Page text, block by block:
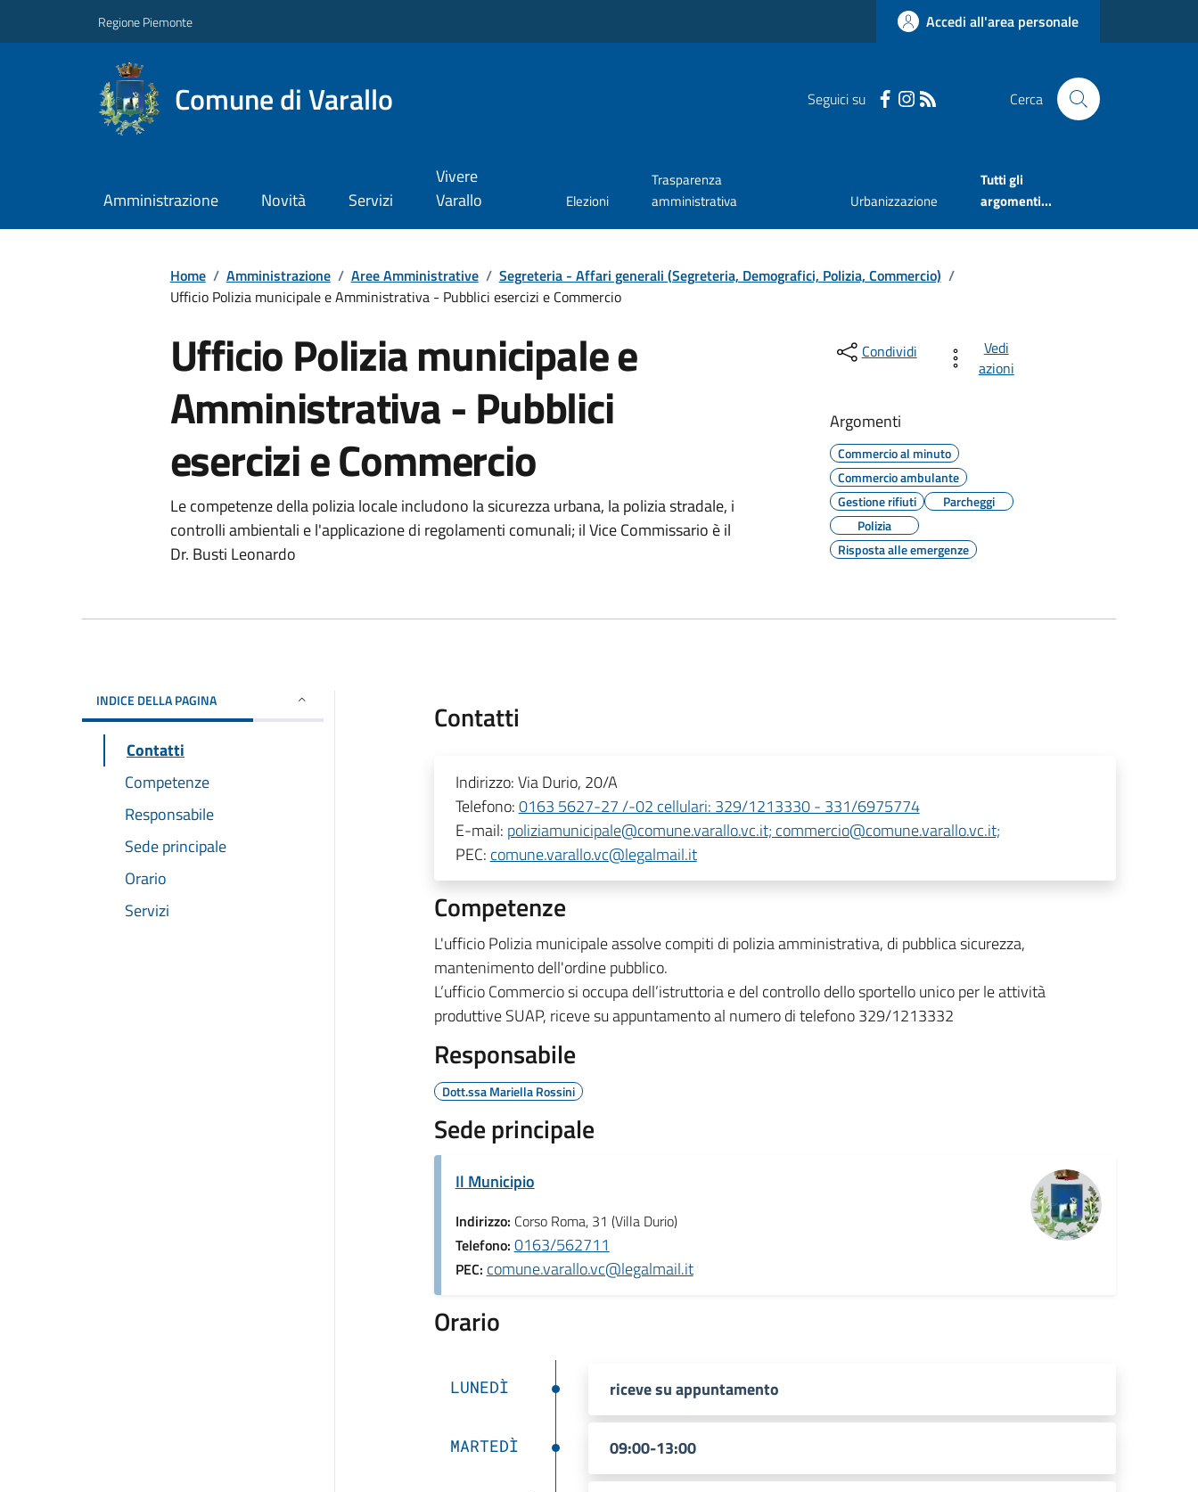
Regione Piemonte Accedi all'area personale
Comune di Varallo Seguici su Cerca
Amministrazione Novità Servizi
Vivere
Varallo
Elezioni
Trasparenza
amministrativa
Urbanizzazione
Tutti gli
argomenti...
Home / Amministrazione / Aree Amministrative / Segreteria - Affari generali (Segreteria, Demografici, Polizia, Commercio) /
Ufficio Polizia municipale e Amministrativa - Pubblici esercizi e Commercio
Ufficio Polizia municipale e
Amministrativa - Pubblici
esercizi e Commercio
Le competenze della polizia locale includono la sicurezza urbana, la polizia stradale, i
controlli ambientali e l'applicazione di regolamenti comunali; il Vice Commissario è il
Dr. Busti Leonardo
Condividi
Vedi
azioni
Argomenti
Commercio al minuto
Commercio ambulante
Gestione rifiuti
Parcheggi
Polizia
Risposta alle emergenze
INDICE DELLA PAGINA
Contatti
Competenze
Responsabile
Sede principale
Orario
Servizi
Contatti
Indirizzo:Via Durio, 20/A
Telefono:0163 5627-27 /-02 cellulari: 329/1213330 - 331/6975774
E-mail: poliziamunicipale@comune.varallo.vc.it; commercio@comune.varallo.vc.it;
PEC: comune.varallo.vc@legalmail.it
Competenze
L'ufficio Polizia municipale assolve compiti di polizia amministrativa, di pubblica sicurezza,
mantenimento dell'ordine pubblico.
L’ufficio Commercio si occupa dell’istruttoria e del controllo dello sportello unico per le attività
produttive SUAP, riceve su appuntamento al numero di telefono 329/1213332
Responsabile
Dott.ssa Mariella Rossini
Sede principale
Il Municipio
Indirizzo: Corso Roma, 31 (Villa Durio)
Telefono: 0163/562711
PEC: comune.varallo.vc@legalmail.it
Orario
LUNEDÌ riceve su appuntamento
MARTEDÌ 09:00-13:00